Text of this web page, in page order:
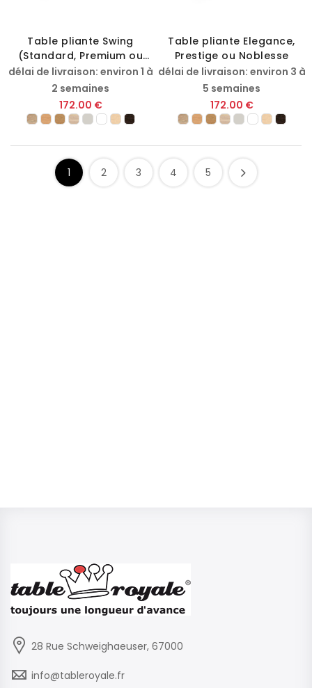
Table pliante Swing
(Standard, Premium ou
Exclusif)
délai de livraison: environ 1 à
2 semaines
172.00 €
Table pliante Elegance,
Prestige ou Noblesse
délai de livraison: environ 3 à
5 semaines
172.00 €
1 2 3 4 5
28 Rue Schweighaeuser, 67000
info@tableroyale.fr